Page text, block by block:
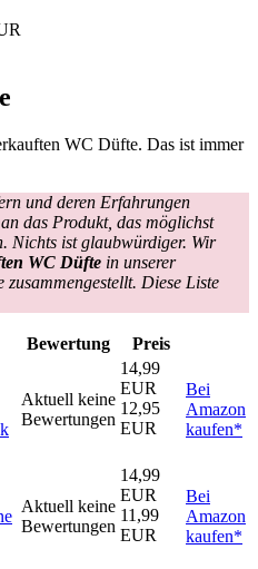
WC Düfte. Das ist immer
und deren Erfahrungen
das Produkt, das möglichst
Nichts ist glaubwürdiger. Wir
WC Düfte in unserer
Diese Liste
Bewertung Preis
Aktuell keine
Bewertungen
14,99
EUR
12,95
EUR
Bei
Amazon
kaufen*
Aktuell keine
Bewertungen
14,99
EUR
11,99
EUR
Bei
Amazon
kaufen*